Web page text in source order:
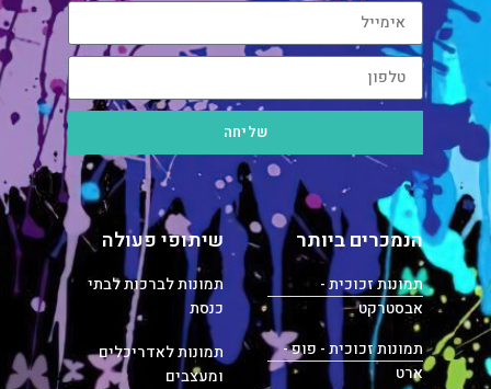
שליחה
הנמכרים ביותר
תמונות זכוכית -
אבסטרקט
תמונות זכוכית - פופ -
ארט
שיתופי פעולה
תמונות לברכות לבתי
כנסת
תמונות לאדריכלים
ומעצבים